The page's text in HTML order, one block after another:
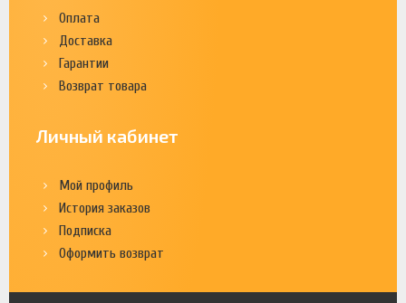
Оплата
Доставка
Гарантии
Возврат товара
Личный кабинет
Мой профиль
История заказов
Подписка
Оформить возврат